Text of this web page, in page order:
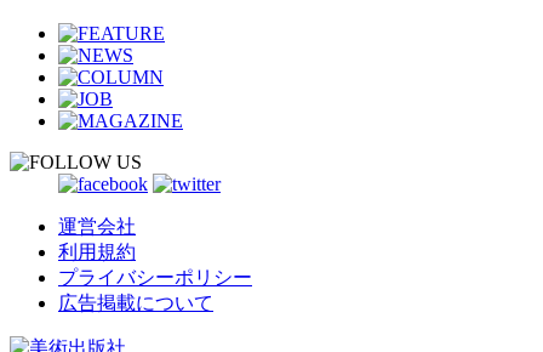
運営会社
利用規約
プライバシーポリシー
広告掲載について